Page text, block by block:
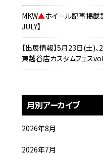
MKW▲ホイール記事掲載
JULY】
【出展情報】5月23日(土)
東越谷店カスタムフェス
月別アーカイブ
2026年8月
2026年7月